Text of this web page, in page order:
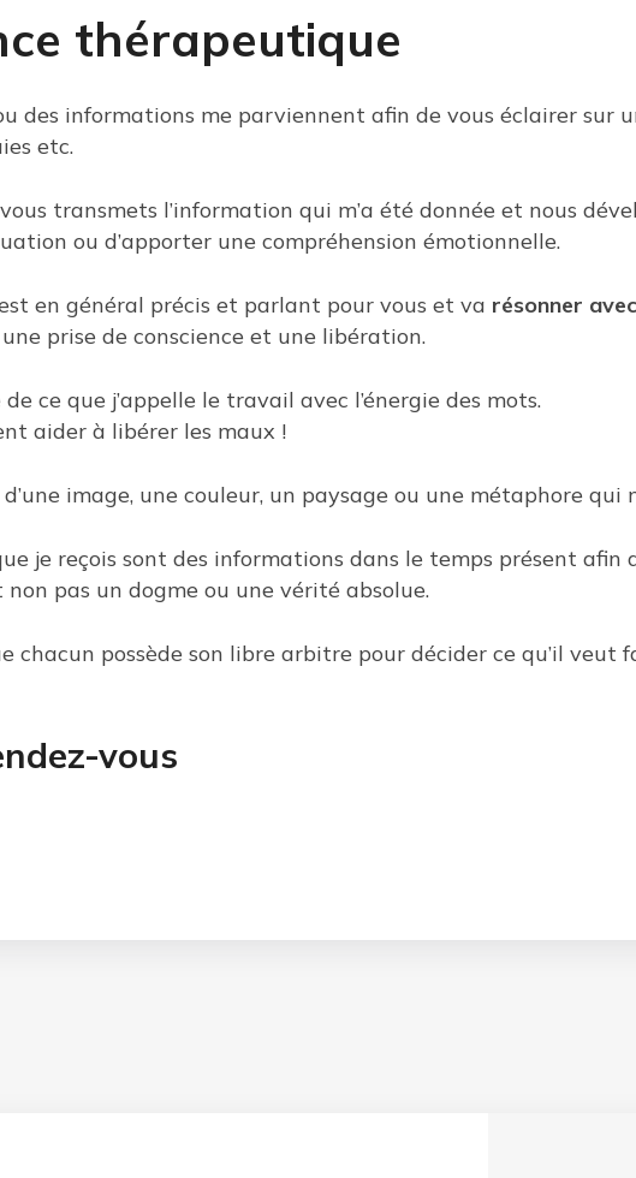
thérapeutique
des informations me parviennent afin de vous éclairer sur
etc.
transmets l’information qui m’a été donnée et nous
ou d’apporter une compréhension émotionnelle.
en général précis et parlant pour vous et va résonner
prise de conscience et une libération.
ce que j’appelle le travail avec l’énergie des mots.
aider à libérer les maux !
d’une image, une couleur, un paysage ou une métaphore qui
je reçois sont des informations dans le temps présent afin
pas un dogme ou une vérité absolue.
chacun possède son libre arbitre pour décider ce qu’il veut
vous